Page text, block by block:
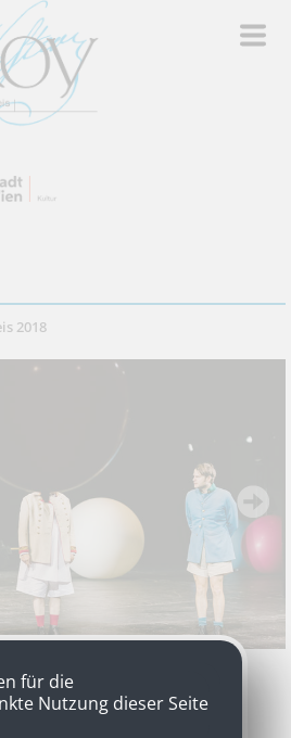
2018
von Trotta und Sipolje in
von Joseph Roth, Burgtheater
für die
Nutzung dieser Seite